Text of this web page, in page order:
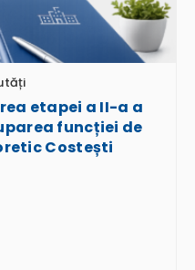
etapei a II-a a
funcției de
Costești